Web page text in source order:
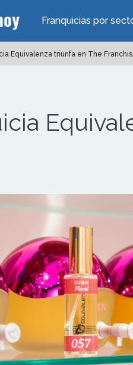
Franquicias por
Equivalenza triunfa en The